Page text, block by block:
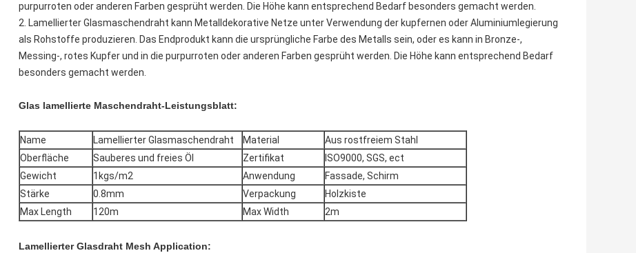
purpurroten oder anderen Farben gesprüht werden. Die Höhe kann entsprechend Bedarf besonders gemacht werden.
2. Lamellierter Glasmaschendraht kann Metalldekorative Netze unter Verwendung der kupfernen oder Aluminiumlegierung
als Rohstoffe produzieren. Das Endprodukt kann die ursprüngliche Farbe des Metalls sein, oder es kann in Bronze-,
Messing-, rotes Kupfer und in die purpurroten oder anderen Farben gesprüht werden. Die Höhe kann entsprechend Bedarf
besonders gemacht werden.
Glas lamellierte Maschendraht-Leistungsblatt:
Name Lamellierter Glasmaschendraht Material
Aus rostfreiem Stahl
Oberfläche
Sauberes und freies Öl Zertifikat
ISO9000, SGS, ect
Gewicht
1kgs/m2 Anwendung
Fassade, Schirm
Stärke
0.8mm Verpackung
Holzkiste
Max Length
120m Max Width 2m
Lamellierter Glasdraht Mesh Application: